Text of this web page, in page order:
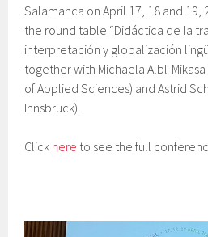
Salamanca on April 17, 18 and
the round table “Didáctica de la
interpretación y globalización
together with Michaela Albl-Mikasa
of Applied Sciences) and Astrid
Innsbruck).
Click here to see the full